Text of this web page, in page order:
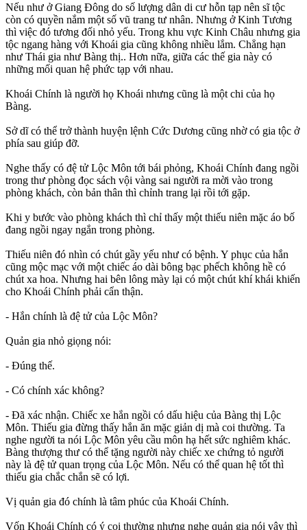
Nếu như ở Giang Đông do số lượng dân di cư hỗn tạp nên sĩ tộc
còn có quyền nắm một số vũ trang tư nhân. Nhưng ở Kinh Tương
thì việc đó tương đối nhỏ yếu. Trong khu vực Kinh Châu nhưng gia
tộc ngang hàng với Khoái gia cũng không nhiều lắm. Chẳng hạn
như Thái gia như Bàng thị.. Hơn nữa, giữa các thế gia này có
những mối quan hệ phức tạp với nhau.
Khoái Chính là người họ Khoái nhưng cũng là một chi của họ
Bàng.
Sở dĩ có thể trở thành huyện lệnh Cức Dương cũng nhờ có gia tộc ở
phía sau giúp đỡ.
Nghe thấy có đệ tử Lộc Môn tới bái phỏng, Khoái Chính đang ngồi
trong thư phòng đọc sách vội vàng sai người ra mời vào trong
phòng khách, còn bản thân thì chỉnh trang lại rồi tới gặp.
Khi y bước vào phòng khách thì chỉ thấy một thiếu niên mặc áo bố
đang ngồi ngay ngắn trong phòng.
Thiếu niên đó nhìn có chút gầy yếu như có bệnh. Y phục của hắn
cũng mộc mạc với một chiếc áo dài bông bạc phếch không hề có
chút xa hoa. Nhưng hai bên lông mày lại có một chút khí khái khiến
cho Khoái Chính phải cẩn thận.
- Hắn chính là đệ tử của Lộc Môn?
Quản gia nhỏ giọng nói:
- Đúng thế.
- Có chính xác không?
- Đã xác nhận. Chiếc xe hắn ngồi có dấu hiệu của Bàng thị Lộc
Môn. Thiếu gia đừng thấy hắn ăn mặc giản dị mà coi thường. Ta
nghe người ta nói Lộc Môn yêu cầu môn hạ hết sức nghiêm khác.
Bàng thượng thư có thể tặng người này chiếc xe chứng tỏ người
này là đệ tử quan trọng của Lộc Môn. Nếu có thể quan hệ tốt thì
thiếu gia chắc chắn sẽ có lợi.
Vị quản gia đó chính là tâm phúc của Khoái Chính.
Vốn Khoái Chính có ý coi thường nhưng nghe quản gia nói vậy thì